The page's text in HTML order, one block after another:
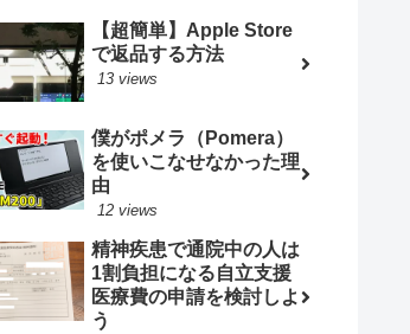
【超簡単】Apple Store
で返品する方法
13 views
僕がポメラ（Pomera）
を使いこなせなかった理
由
12 views
精神疾患で通院中の人は
1割負担になる自立支援
医療費の申請を検討しよ
う